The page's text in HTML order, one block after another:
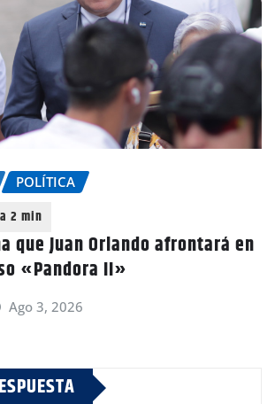
POLÍTICA
que Juan Orlando afrontará en
«Pandora II»
Ago 3, 2026